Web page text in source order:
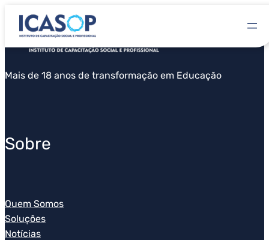
Mais de 18 anos de transformação em Educação
Sobre
Quem Somos
Soluções
Notícias